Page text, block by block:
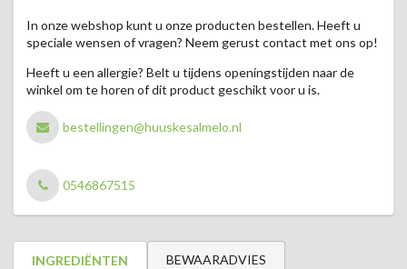
In onze webshop kunt u onze producten bestellen. Heeft u
speciale wensen of vragen? Neem gerust contact met ons op!
Heeft u een allergie? Belt u tijdens openingstijden naar de
winkel om te horen of dit product geschikt voor u is.
bestellingen@huuskesalmelo.nl
0546867515
INGREDIËNTEN BEWAARADVIES